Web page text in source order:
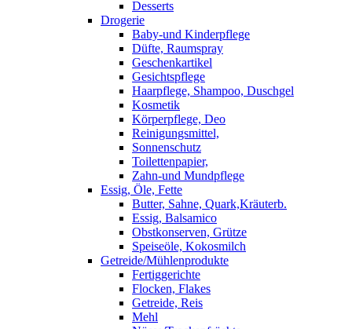
Desserts
Drogerie
Baby-und Kinderpflege
Düfte, Raumspray
Geschenkartikel
Gesichtspflege
Haarpflege, Shampoo, Duschgel
Kosmetik
Körperpflege, Deo
Reinigungsmittel,
Sonnenschutz
Toilettenpapier,
Zahn-und Mundpflege
Essig, Öle, Fette
Butter, Sahne, Quark,Kräuterb.
Essig, Balsamico
Obstkonserven, Grütze
Speiseöle, Kokosmilch
Getreide/Mühlenprodukte
Fertiggerichte
Flocken, Flakes
Getreide, Reis
Mehl